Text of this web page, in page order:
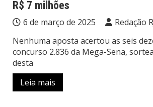
R$ 7 milhões
6 de março de 2025 Redação
Nenhuma aposta acertou as seis
concurso 2.836 da Mega-Sena,
desta
Leia mais